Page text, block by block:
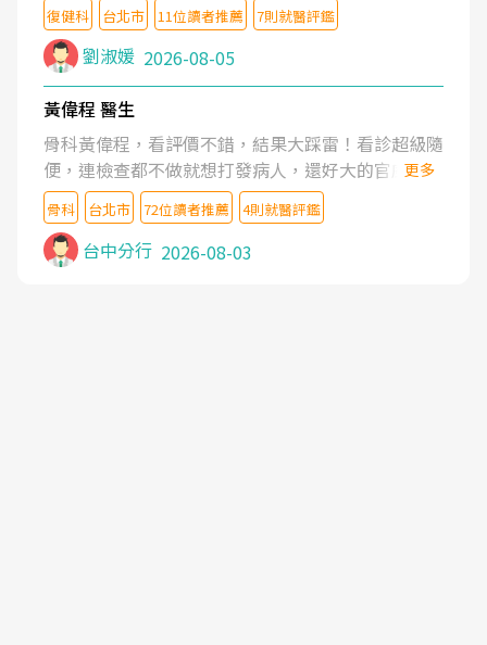
沒有用,後來連吃到嗎啡類止痛藥都效果有限,只是壓
症狀,沒多久就痛起來,多年失眠嚴重影響生活品質.
台灣親友介紹忠孝醫院杜育才主任是頸頭症候群專
家,上網搜尋杜主任相關文章新聞跟網路評價之後,下
定決心飛回台北找杜醫師診治. 杜主任的乾針跟增生
治療真的很厲害,第一次乾針就覺得整個肩頸鬆開,回
家特別好睡,經過幾次治療,長年頑疾已經好了大半,杜
主任除了打針超厲害,還會一直交代要改善姿勢跟好
好做運動,看診態度親切溫暖,真的是不可多得的良醫,
大力推荐!
復健科 台北市 11位讀者推薦 7則就醫評鑑
劉淑媛 2026-08-05
黃偉程 醫生
骨科黃偉程，看評價不錯，結果大踩雷！看診超級隨
便，連檢查都不做就想打發病人，還好大的官威 ...
想詢問病情還被陰陽怪氣嘲諷一番。可能好評帶來的
大頭症，變得自負不尊重病人。醫術也不行，畢竟連
檢查都懶得做，治療會有用才怪。大家避雷吧！
更多
骨科 台北市 72位讀者推薦 4則就醫評鑑
台中分行 2026-08-03